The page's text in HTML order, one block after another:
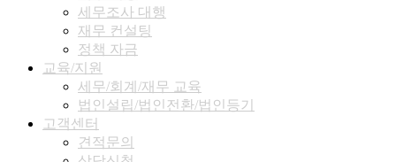
세무조사 대행
재무 컨설팅
정책 자금
교육/지원
세무/회계/재무 교육
법인설립/법인전환/법인등기
고객센터
견적문의